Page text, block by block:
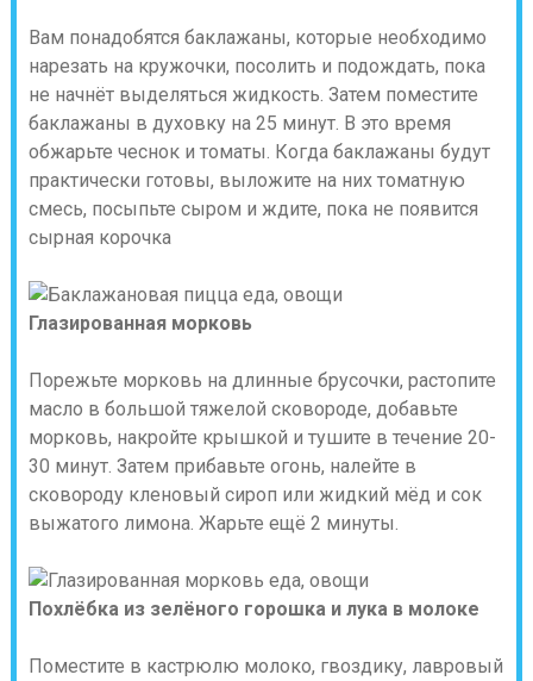
Вам понадобятся баклажаны, которые необходимо
нарезать на кружочки, посолить и подождать, пока
не начнёт выделяться жидкость. Затем поместите
баклажаны в духовку на 25 минут. В это время
обжарьте чеснок и томаты. Когда баклажаны будут
практически готовы, выложите на них томатную
смесь, посыпьте сыром и ждите, пока не появится
сырная корочка
Глазированная морковь
Порежьте морковь на длинные брусочки, растопите
масло в большой тяжелой сковороде, добавьте
морковь, накройте крышкой и тушите в течение 20-
30 минут. Затем прибавьте огонь, налейте в
сковороду кленовый сироп или жидкий мёд и сок
выжатого лимона. Жарьте ещё 2 минуты.
Похлёбка из зелёного горошка и лука в молоке
Поместите в кастрюлю молоко, гвоздику, лавровый